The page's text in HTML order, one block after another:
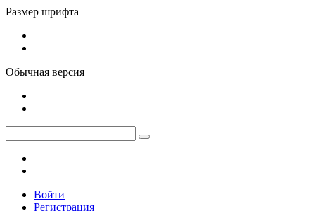
Размер шрифта
Обычная версия
Войти
Регистрация